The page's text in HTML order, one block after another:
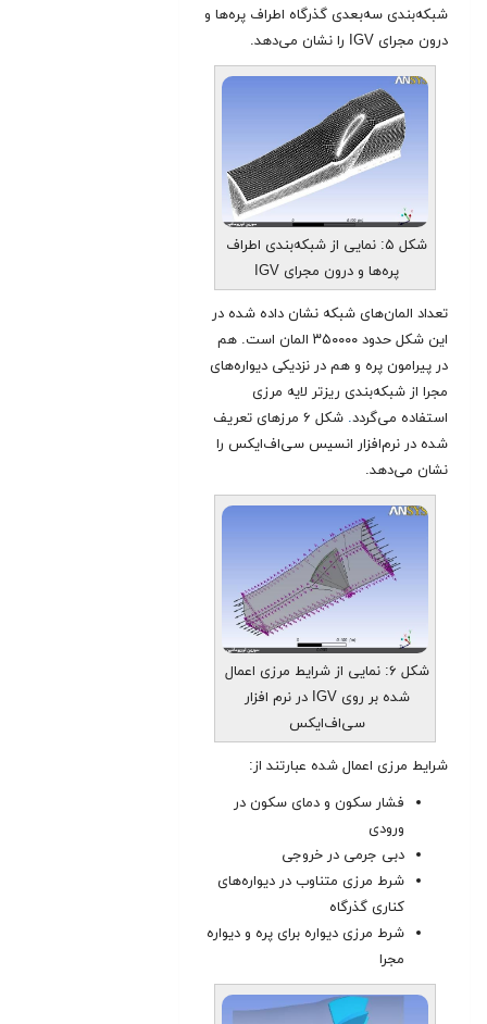
شبکه‌بندی سه‌بعدی گذرگاه اطراف پره‌ها و
درون مجرای IGV را نشان می‌دهد.
شکل ۵: نمایی از شبکه‌بندی اطراف
پره‌ها و درون مجرای IGV
تعداد المان‌های شبکه نشان داده شده در
این شکل حدود ۳۵۰۰۰۰ المان است. هم
در پیرامون پره و هم در نزدیکی دیواره‌های
مجرا از شبکه‌بندی ریزتر لایه مرزی
استفاده می‌گردد.
شکل ۶ مرزهای تعریف
شده در نرم‌افزار انسیس سی‌اف‌ایکس را
نشان می‌دهد.
شکل ۶: نمایی از شرایط مرزی اعمال
شده بر روی IGV در نرم افزار
سی‌اف‌ایکس
شرایط مرزی اعمال شده عبارتند از:
فشار سکون و دمای سکون در
ورودی
دبی جرمی در خروجی
شرط مرزی متناوب در دیواره‌های
کناری گذرگاه
شرط مرزی دیواره برای پره و دیواره‌
مجرا